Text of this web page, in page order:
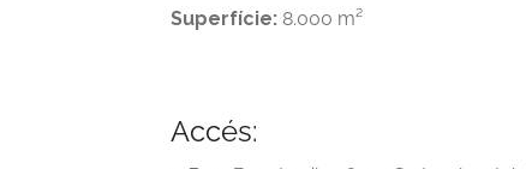
Superfície: 8.000 m²
Accés: